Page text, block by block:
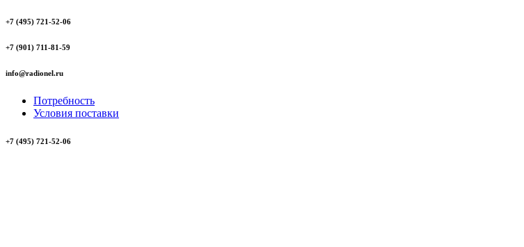
+7 (495) 721-52-06
+7 (901) 711-81-59
info@radionel.ru
Потребность
Условия поставки
+7 (495) 721-52-06